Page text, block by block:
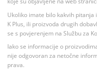
Ukoliko imate bilo kakvih
K Plus, ili proizvoda drugih
se s povjerenjem na Službu za
Iako se informacije o
nije odgovoran za netočne
prava.